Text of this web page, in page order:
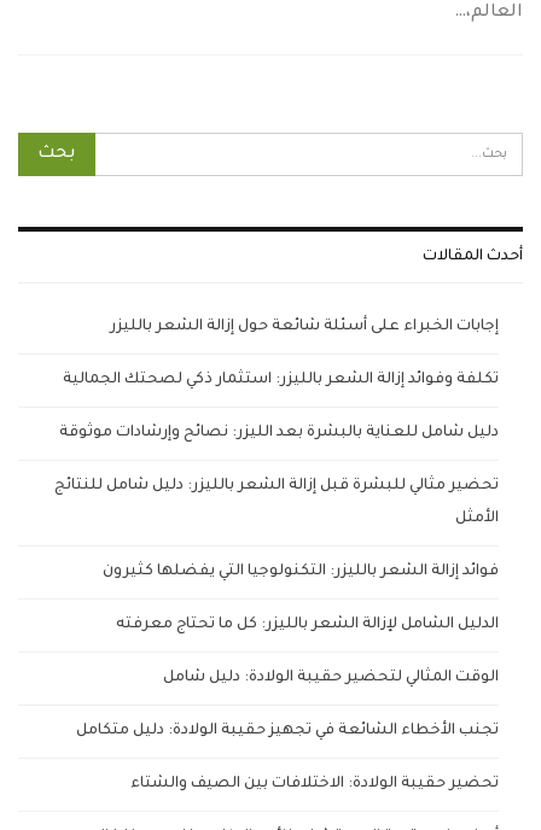
العالم،…
أحدث المقالات
إجابات الخبراء على أسئلة شائعة حول إزالة الشعر بالليزر
تكلفة وفوائد إزالة الشعر بالليزر: استثمار ذكي لصحتك الجمالية
دليل شامل للعناية بالبشرة بعد الليزر: نصائح وإرشادات موثوقة
تحضير مثالي للبشرة قبل إزالة الشعر بالليزر: دليل شامل للنتائج
الأمثل
فوائد إزالة الشعر بالليزر: التكنولوجيا التي يفضلها كثيرون
الدليل الشامل لإزالة الشعر بالليزر: كل ما تحتاج معرفته
الوقت المثالي لتحضير حقيبة الولادة: دليل شامل
تجنب الأخطاء الشائعة في تجهيز حقيبة الولادة: دليل متكامل
تحضير حقيبة الولادة: الاختلافات بين الصيف والشتاء